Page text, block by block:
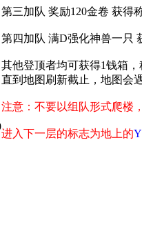
第三加队 奖励120金卷 获得
第四加队 满D强化神兽一只
其他登顶者均可获得1钱箱
直到地图刷新截止，地图会
注意：不要以组队形式爬楼
进入下一层的标志为地上的